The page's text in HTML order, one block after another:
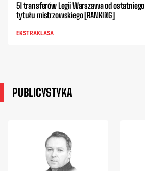
51 transferów Legii Warszawa od ostatniego
tytułu mistrzowskiego [RANKING]
EKSTRAKLASA
PUBLICYSTYKA